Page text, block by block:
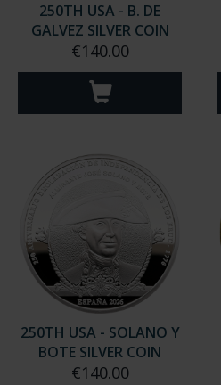
250TH USA - B. DE
GALVEZ SILVER COIN
€140.00
250TH USA - SOLANO Y
BOTE SILVER COIN
€140.00